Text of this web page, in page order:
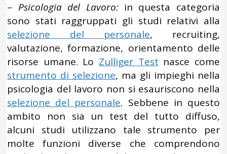
– Psicologia del Lavoro: in questa categoria
sono stati raggruppati gli studi relativi alla
selezione del personale, recruiting,
valutazione, formazione, orientamento delle
risorse umane. Lo Zulliger Test nasce come
strumento di selezione, ma gli impieghi nella
psicologia del lavoro non si esauriscono nella
selezione del personale. Sebbene in questo
ambito non sia un test del tutto diffuso,
alcuni studi utilizzano tale strumento per
molte funzioni diverse che comprendono